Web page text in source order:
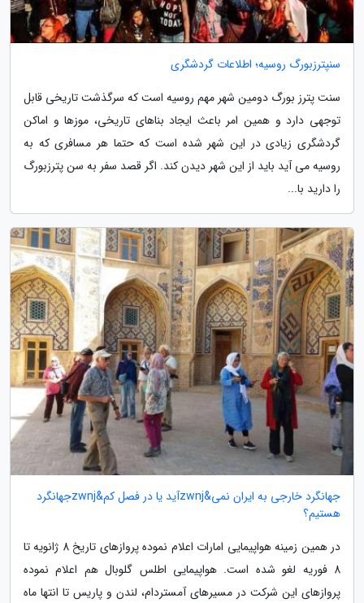
سنپترزبورگ روسیه؛ اطلاعات گردشگری
سنت پترز بورگ دومین شهر مهم روسیه است که سرگذشت تاریخی قابل
توجهی دارد و همین امر باعث ایجاد بناهای تاریخی، موزها و اماکن
گردشگری زیادی در این شهر شده است که حتما هر مسافری که به
روسیه می آید باید از این شهر دیدن کند. اگر قصد سفر به سن پترزبورگ
را دارید با...
جهانگرد خارجی به ایران نمی&zwnjآید یا در فصل کم&zwnjجهانگرد
هستیم؟
در همین زمینه هواپیمایی امارات اعلام نموده پروازهای تاریخ 8 ژانویه تا
8 فوریه لغو شده است. هواپیمایی اطلس گلوبال هم اعلام نموده
پروازهای این شرکت در مسیرهای آمستردام، لندن و پاریس تا انتها ماه